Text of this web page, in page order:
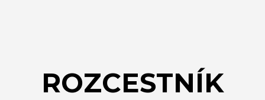
ROZCESTNÍK